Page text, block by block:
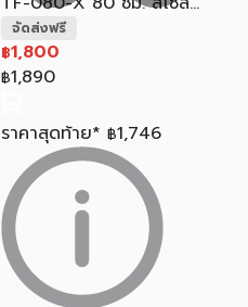
จัดส่งฟรี
฿1,800
฿1,890
ราคาสุดท้าย* ฿1,746